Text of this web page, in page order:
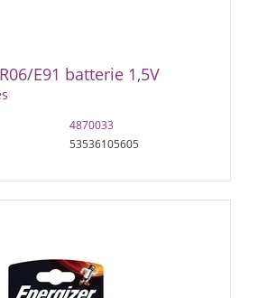
E91 batterie 1,5V
4870033
53536105605